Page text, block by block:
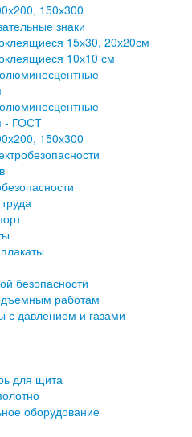
150х300
знаки
15х30, 20х20см
10х10 см
- ГОСТ
150х300
безопасности
работам
с давлением и газами
для щита
оборудование